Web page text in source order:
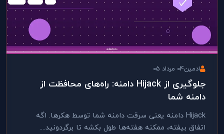
ادمین04 مرداد 05
جلوگیری از Hijack دامنه: راه‌های محافظت از
دامنه شما
Hijack دامنه یعنی سرقت دامنه شما توسط هکرها. اگه
اتفاق بیفته، ممکنه هفته‌ها طول بکشه تا برگردونید....